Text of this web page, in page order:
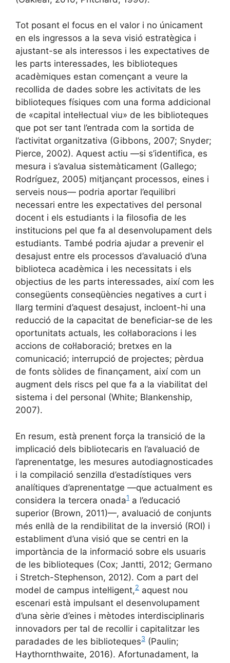
Tot posant el focus en el valor i no únicament
en els ingressos a la seva visió estratègica i
ajustant-se als interessos i les expectatives de
les parts interessades, les biblioteques
acadèmiques estan començant a veure la
recollida de dades sobre les activitats de les
biblioteques físiques com una forma addicional
de «capital intel·lectual viu» de les biblioteques
que pot ser tant l’entrada com la sortida de
l’activitat organitzativa (Gibbons, 2007; Snyder;
Pierce, 2002). Aquest actiu —si s’identifica, es
mesura i s’avalua sistemàticament (Gallego;
Rodríguez, 2005) mitjançant processos, eines i
serveis nous— podria aportar l’equilibri
necessari entre les expectatives del personal
docent i els estudiants i la filosofia de les
institucions pel que fa al desenvolupament dels
estudiants. També podria ajudar a prevenir el
desajust entre els processos d’avaluació d’una
biblioteca acadèmica i les necessitats i els
objectius de les parts interessades, així com les
consegüents conseqüències negatives a curt i
llarg termini d’aquest desajust, incloent-hi una
reducció de la capacitat de beneficiar-se de les
oportunitats actuals, les col·laboracions i les
accions de col·laboració; bretxes en la
comunicació; interrupció de projectes; pèrdua
de fonts sòlides de finançament, així com un
augment dels riscs pel que fa a la viabilitat del
sistema i del personal (White; Blankenship,
2007).
En resum, està prenent força la transició de la
implicació dels bibliotecaris en l’avaluació de
l’aprenentatge, les mesures autodiagnosticades
i la compilació senzilla d’estadístiques vers
analítiques d’aprenentatge —que actualment es
considera la tercera onada1 a l’educació
superior (Brown, 2011)—, avaluació de conjunts
més enllà de la rendibilitat de la inversió (ROI) i
establiment d’una visió que se centri en la
importància de la informació sobre els usuaris
de les biblioteques (Cox; Jantti, 2012; Germano
i Stretch-Stephenson, 2012). Com a part del
model de campus intel·ligent,2 aquest nou
escenari està impulsant el desenvolupament
d’una sèrie d’eines i mètodes interdisciplinaris
innovadors per tal de recollir i capitalitzar les
paradades de les biblioteques3 (Paulin;
Haythornthwaite, 2016). Afortunadament, la